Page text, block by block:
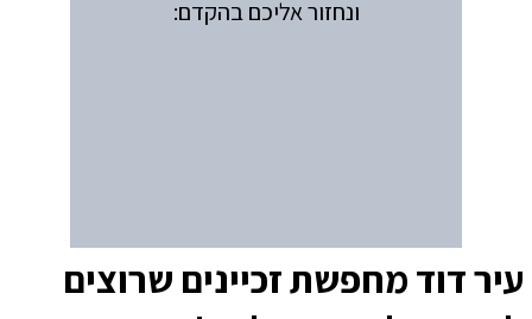
ונחזור אליכם בהקדם:
עיר דוד מחפשת זכיינים שרוצים